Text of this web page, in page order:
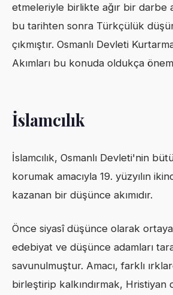
etmeleriyle birlikte ağır bir darbe
bu tarihten sonra Türkçülük
çıkmıştır. Osmanlı Devleti
Akımları bu konuda oldukça
İslamcılık
İslamcılık, Osmanlı Devleti'nin
korumak amacıyla 19. yüzyılın
kazanan bir düşünce akımıdır.
Önce siyasî düşünce olarak ortaya
edebiyat ve düşünce adamları
savunulmuştur. Amacı, farklı
birleştirip kalkındırmak, Hristiyan